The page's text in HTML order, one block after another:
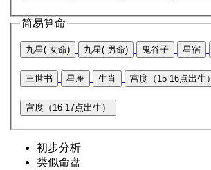
简易算命
九星( 女命) 九星( 男命) 鬼谷子 星宿
三世书 星座 生肖 宫度（15-16点出生）
宫度（16-17点出生）
初步分析
类似命盘